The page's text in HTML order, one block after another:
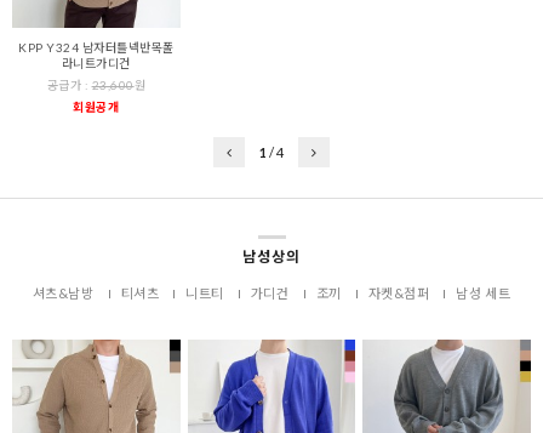
KPP Y324 남자터틀넥반목폴
라니트가디건
공급가 :23,600원
회원공개
1 /4
남성상의
셔츠&남방 티셔츠 니트티 가디건 조끼 자켓&점퍼 남성 세트